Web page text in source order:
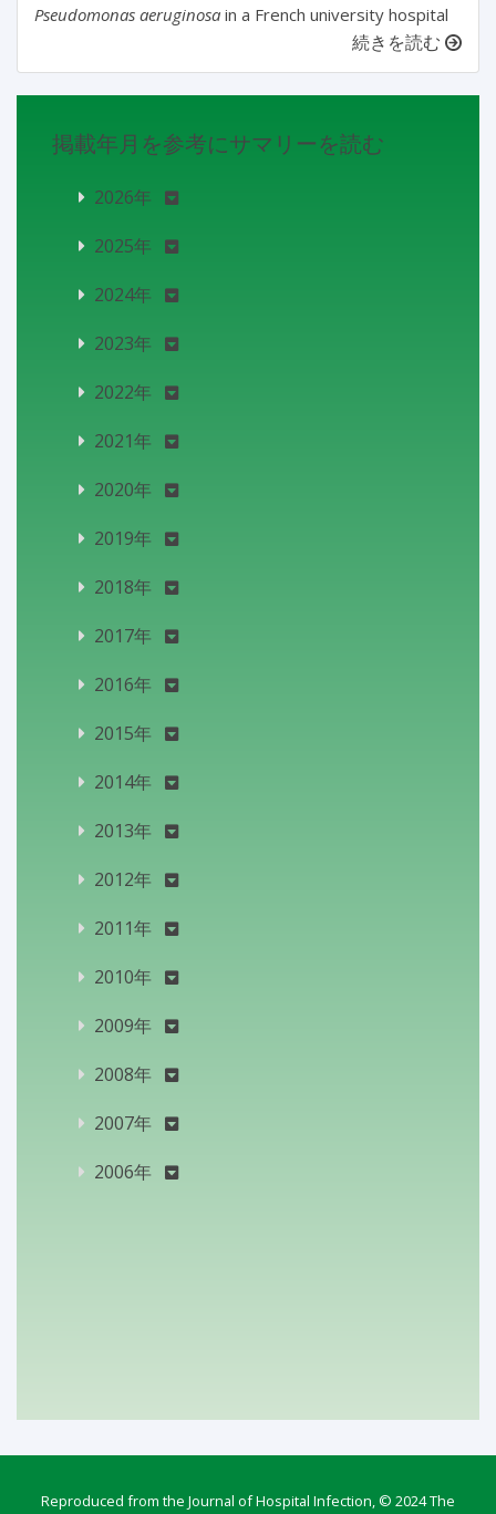
Pseudomonas aeruginosa in a French university hospital
続きを読む
掲載年月を参考にサマリーを読む
2026年
2025年
2024年
2023年
2022年
2021年
2020年
2019年
2018年
2017年
2016年
2015年
2014年
2013年
2012年
2011年
2010年
2009年
2008年
2007年
2006年
Reproduced from the Journal of Hospital Infection, © 2024 The